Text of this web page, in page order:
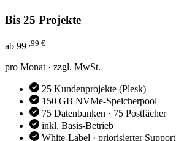
Bis 25 Projekte
ab 99 ,99 €
pro Monat · zzgl. MwSt.
25 Kundenprojekte (Plesk)
150 GB NVMe-Speicherpool
75 Datenbanken · 75 Postfächer
inkl. Basis-Betrieb
White-Label · priorisierter Support